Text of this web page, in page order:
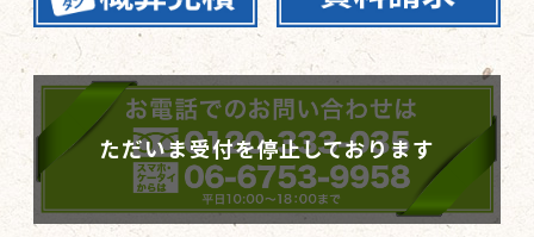
ただいま受付を停止しております